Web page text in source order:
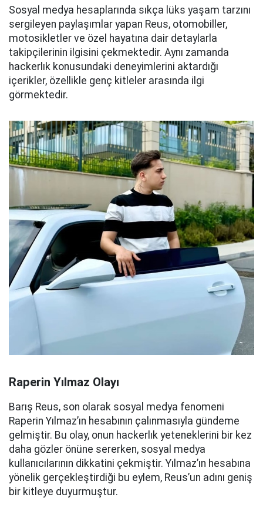
Sosyal medya hesaplarında sıkça lüks yaşam tarzını
sergileyen paylaşımlar yapan Reus, otomobiller,
motosikletler ve özel hayatına dair detaylarla
takipçilerinin ilgisini çekmektedir. Aynı zamanda
hackerlık konusundaki deneyimlerini aktardığı
içerikler, özellikle genç kitleler arasında ilgi
görmektedir.
Raperin Yılmaz Olayı
Barış Reus, son olarak sosyal medya fenomeni
Raperin Yılmaz’ın hesabının çalınmasıyla gündeme
gelmiştir. Bu olay, onun hackerlık yeteneklerini bir kez
daha gözler önüne sererken, sosyal medya
kullanıcılarının dikkatini çekmiştir. Yılmaz’ın hesabına
yönelik gerçekleştirdiği bu eylem, Reus’un adını geniş
bir kitleye duyurmuştur.